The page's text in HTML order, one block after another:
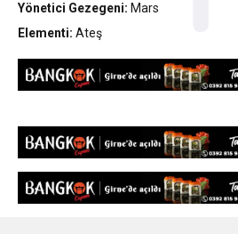
fenalaşarak hastaneye kaldırıldı
Yönetici Gezegeni: Mars
Elementi: Ateş